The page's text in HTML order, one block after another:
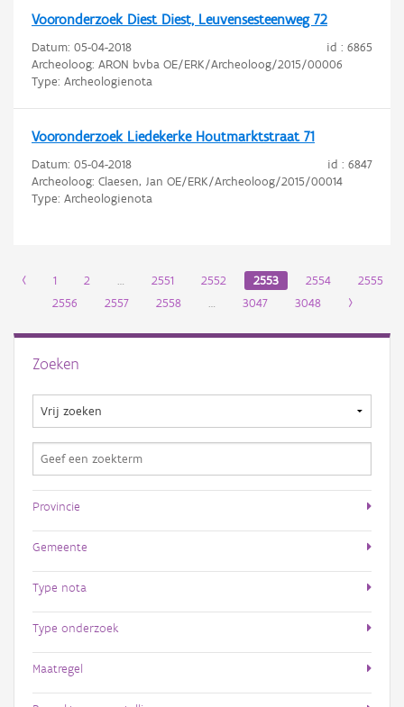
Vooronderzoek Diest Diest, Leuvensesteenweg 72
id : 6865
Datum: 05-04-2018
Archeoloog: ARON bvba OE/ERK/Archeoloog/2015/00006
Type: Archeologienota
Vooronderzoek Liedekerke Houtmarktstraat 71
id : 6847
Datum: 05-04-2018
Archeoloog: Claesen, Jan OE/ERK/Archeoloog/2015/00014
Type: Archeologienota
‹ 1 2 … 2551 2552 2553 2554
2555
2556
2557 2558 … 3047 3048 ›
Zoeken
Provincie
Gemeente
Type nota
Type onderzoek
Maatregel